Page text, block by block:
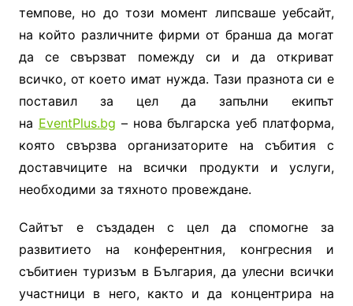
темпове, но до този момент липсваше уебсайт,
на който различните фирми от бранша да могат
да се свързват помежду си и да откриват
всичко, от което имат нужда. Тази празнота си е
поставил за цел да запълни екипът
на EventPlus.bg – нова българска уеб платформа,
която свързва организаторите на събития с
доставчиците на всички продукти и услуги,
необходими за тяхното провеждане.
Сайтът е създаден с цел да спомогне за
развитието на конферентния, конгресния и
събитиен туризъм в България, да улесни всички
участници в него, както и да концентрира на